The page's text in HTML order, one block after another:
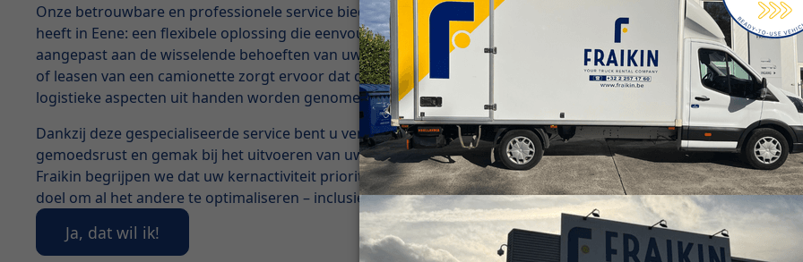
Onze betrouwbare en professionele service biedt precies wat u nodig
heeft in Eene: een flexibele oplossing die eenvoudig kan worden
aangepast aan de wisselende behoeften van uw onderneming. Het huren
of leasen van een camionette zorgt ervoor dat de administratieve- en
logistieke aspecten uit handen worden genomen door Fraikin.
Dankzij deze gespecialiseerde service bent u verzekerd van meer
gemoedsrust en gemak bij het uitvoeren van uw dagelijkse taken. Bij
Fraikin begrijpen we dat uw kernactiviteit prioriteit heeft, daarom is ons
doel om al het andere te optimaliseren – inclusief het beheer va
Ja, dat wil ik!